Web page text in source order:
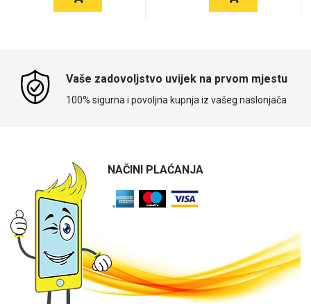
Vaše zadovoljstvo uvijek na prvom mjestu
100% sigurna i povoljna kupnja iz vašeg naslonjača
NAČINI PLAĆANJA